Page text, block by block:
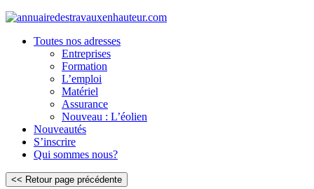
Toutes nos adresses
Entreprises
Formation
L’emploi
Matériel
Assurance
Nouveau : L’éolien
Nouveautés
S’inscrire
Qui sommes nous?